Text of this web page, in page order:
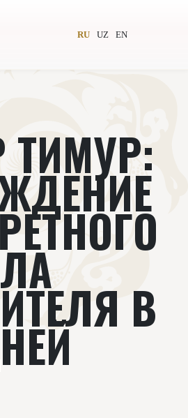
RU UZ EN
Всемирное общество
Подкасты
Видеолекторий
В